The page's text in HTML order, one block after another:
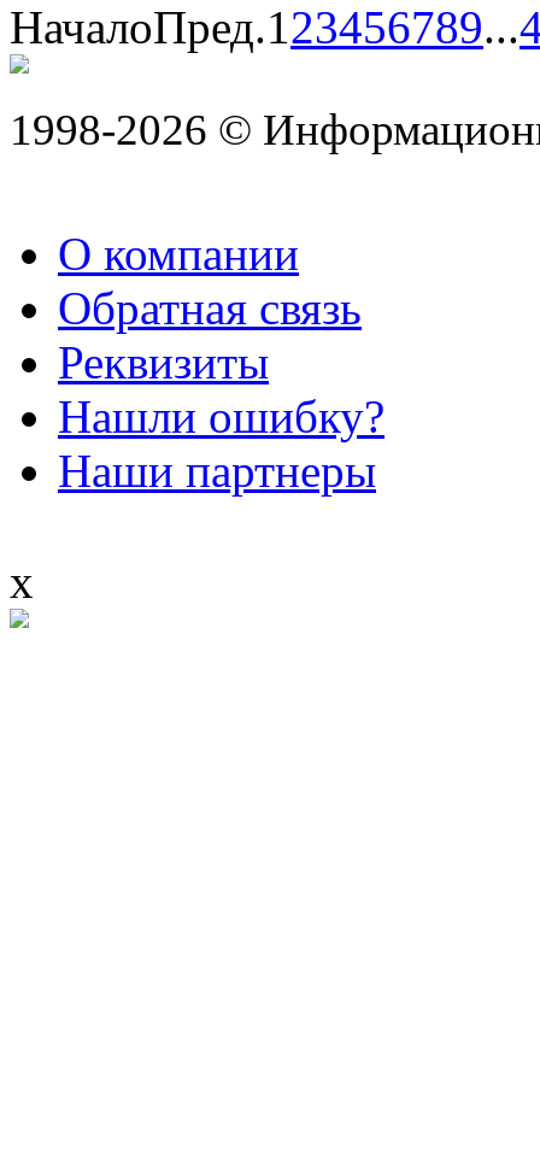
НачалоПред.123456789...
1998-2026 ©
О компании
Обратная связь
Реквизиты
Нашли ошибку?
Наши партнеры
x